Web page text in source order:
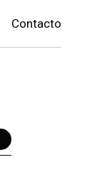
Contacto